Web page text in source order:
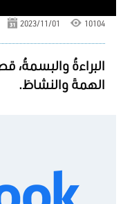
2023/11/01 10104
البراءةُ والبسمةُ،
الهمةَ والنشاطَ.